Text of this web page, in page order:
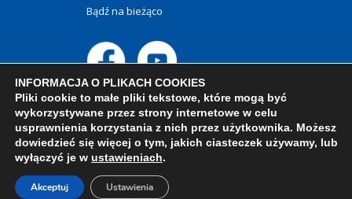
Bądź na bieżąco
INFORMACJA O PLIKACH COOKIES
Pliki cookie to małe pliki tekstowe, które mogą być
wykorzystywane przez strony internetowe w celu
usprawnienia korzystania z nich przez użytkownika. Możesz
dowiedzieć się więcej o tym, jakich ciasteczek używamy, lub
wyłączyć je w ustawieniach.
Akceptuj Ustawienia